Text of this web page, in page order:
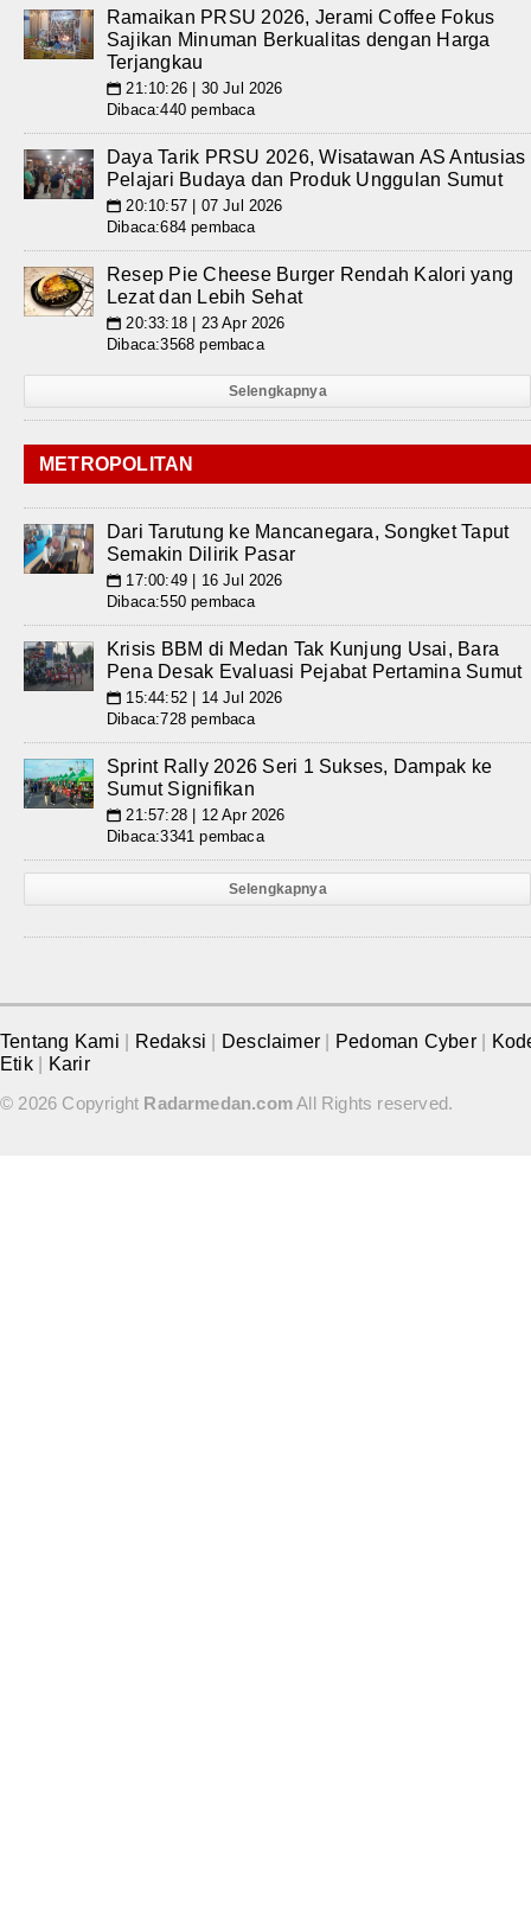
Ramaikan PRSU 2026, Jerami Coffee Fokus
Sajikan Minuman Berkualitas dengan Harga
Terjangkau
📅 21:10:26 | 30 Jul 2026
Dibaca:440 pembaca
Daya Tarik PRSU 2026, Wisatawan AS Antusias
Pelajari Budaya dan Produk Unggulan Sumut
📅 20:10:57 | 07 Jul 2026
Dibaca:684 pembaca
Resep Pie Cheese Burger Rendah Kalori yang
Lezat dan Lebih Sehat
📅 20:33:18 | 23 Apr 2026
Dibaca:3568 pembaca
Selengkapnya
METROPOLITAN
Dari Tarutung ke Mancanegara, Songket Taput
Semakin Dilirik Pasar
📅 17:00:49 | 16 Jul 2026
Dibaca:550 pembaca
Krisis BBM di Medan Tak Kunjung Usai, Bara
Pena Desak Evaluasi Pejabat Pertamina Sumut
📅 15:44:52 | 14 Jul 2026
Dibaca:728 pembaca
Sprint Rally 2026 Seri 1 Sukses, Dampak ke
Sumut Signifikan
📅 21:57:28 | 12 Apr 2026
Dibaca:3341 pembaca
Selengkapnya
Tentang Kami Redaksi Desclaimer Pedoman Cyber
Etik
Karir
© 2026 Copyright Radarmedan.comAll Rights reserved.